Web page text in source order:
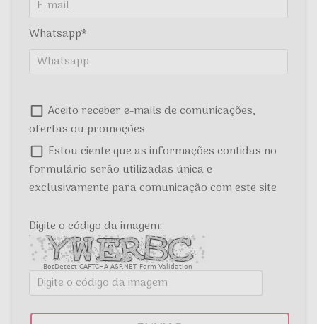
Whatsapp
Aceito receber e-mails de comunicações,
ofertas ou promoções
Estou ciente que as informações contidas no
formulário serão utilizadas única e
exclusivamente para comunicação com este site
Digite o código da imagem:
BotDetect CAPTCHA ASP.NET Form Validation